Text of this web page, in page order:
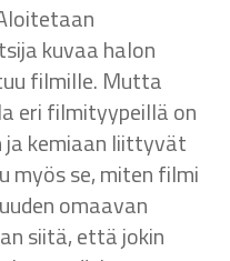
kuvaa halon
filmille. Mutta
eri filmityypeillä on
ja kemiaan liittyvät
myös se, miten filmi
omaavan
siitä, että jokin